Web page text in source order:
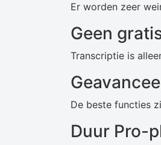
Er worden zeer
Geen
Transcriptie is
De beste functies
Duur Pro-